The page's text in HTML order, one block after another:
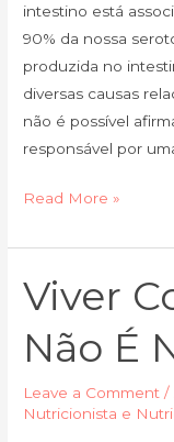
intestino está
90% da nossa
produzida no
diversas causas
não é possível
responsável por
Read More »
Viver
Não É
Leave a Comment /
Nutricionista e
Viver
com
SINTOMAS
Não
é
NORMAL!